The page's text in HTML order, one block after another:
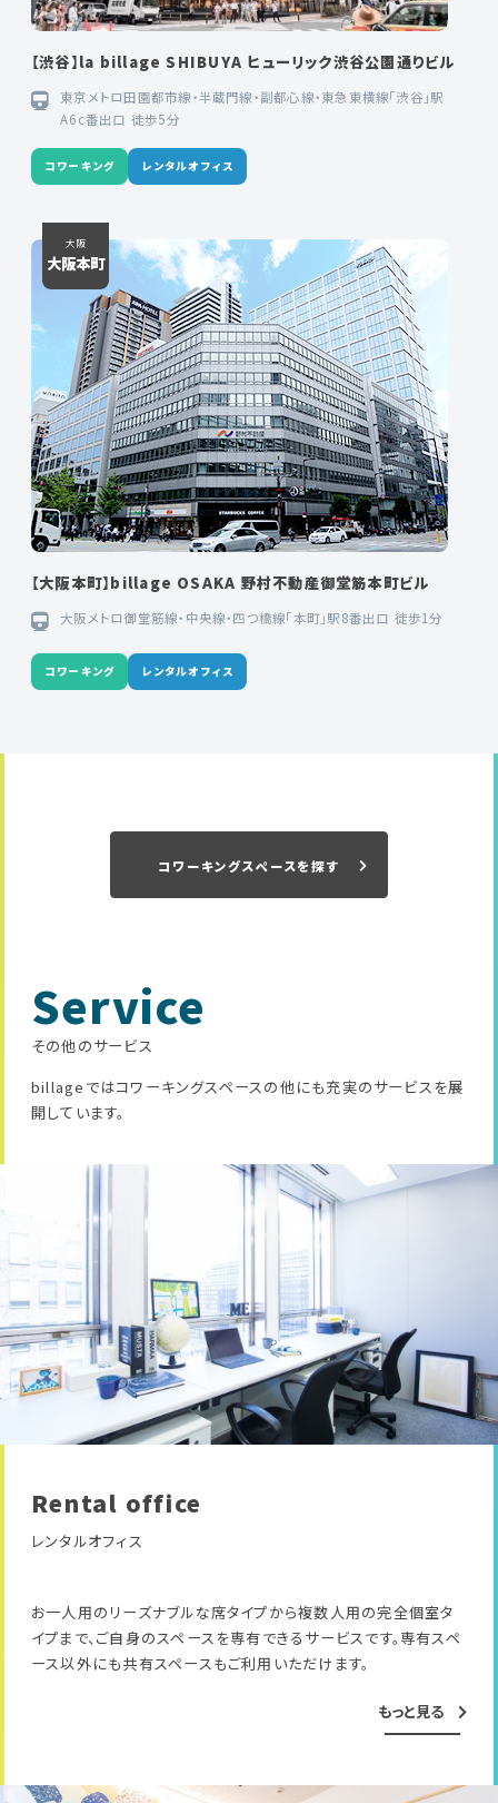
【渋谷】la billage SHIBUYA ヒューリック渋谷公園通りビル
東京メトロ田園都市線・半蔵門線・副都心線・東急東横線「渋谷」駅
A6c番出口 徒歩5分
コワーキング レンタルオフィス
大阪
大阪本町
【大阪本町】billage OSAKA 野村不動産御堂筋本町ビル
大阪メトロ御堂筋線・中央線・四つ橋線「本町」駅8番出口 徒歩1分
コワーキング レンタルオフィス
コワーキングスペースを探す
Service
その他のサービス
billageではコワーキングスペースの他にも充実のサービスを展
開しています。
Rental office
レンタルオフィス
お一人用のリーズナブルな席タイプから複数人用の完全個室タ
イプまで、ご自身のスペースを専有できるサービスです。専有スペ
ース以外にも共有スペースもご利用いただけます。
もっと見る